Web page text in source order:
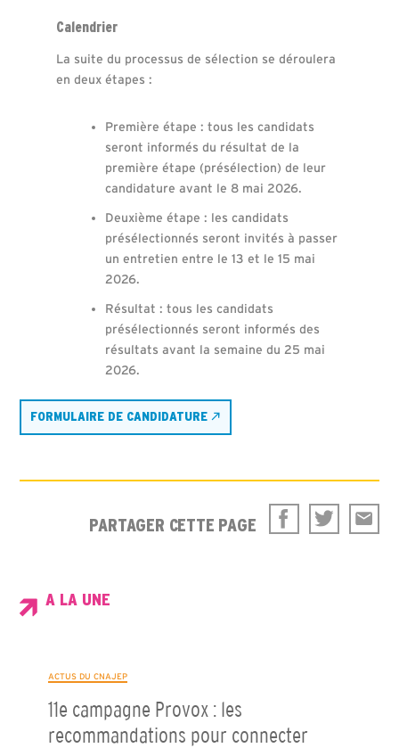
Calendrier
La suite du processus de sélection se déroulera
en deux étapes :
Première étape : tous les candidats
seront informés du résultat de la
première étape (présélection) de leur
candidature avant le 8 mai 2026.
Deuxième étape : les candidats
présélectionnés seront invités à passer
un entretien entre le 13 et le 15 mai
2026.
Résultat : tous les candidats
présélectionnés seront informés des
résultats avant la semaine du 25 mai
2026.
FORMULAIRE DE CANDIDATURE
PARTAGER CETTE PAGE
A LA UNE
ACTUS DU CNAJEP
11e campagne Provox : les
recommandations pour connecter